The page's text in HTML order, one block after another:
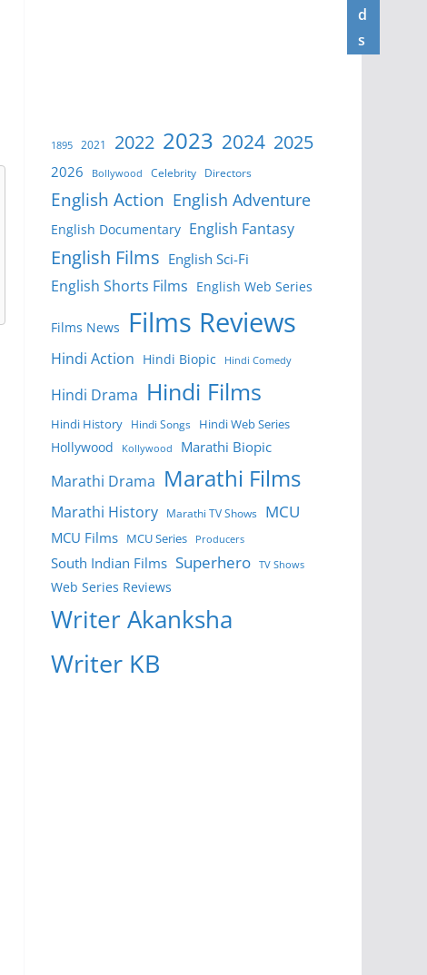
d
s
1895 2021 2022 2023 2024 2025
2026 Bollywood Celebrity Directors
English Action English Adventure
English Documentary English Fantasy
English Films English Sci-Fi
English Shorts Films English Web Series
Films News Films Reviews
Hindi Action Hindi Biopic Hindi Comedy
Hindi Drama Hindi Films
Hindi History Hindi Songs Hindi Web Series
Hollywood Kollywood Marathi Biopic
Marathi Drama Marathi Films
Marathi History Marathi TV Shows MCU
MCU Films MCU Series Producers
South Indian Films Superhero TV Shows
Web Series Reviews
Writer Akanksha
Writer KB